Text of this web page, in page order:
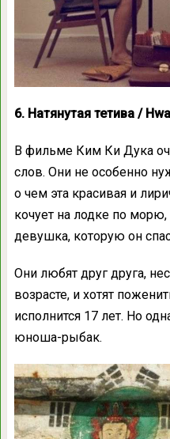
6. Натянутая тетива /
В фильме Ким Ки Дука
слов. Они не особенно
о чем эта красивая и
кочует на лодке по
девушка, которую он
Они любят друг друга,
возрасте, и хотят
исполнится 17 лет. Но
юноша-рыбак.